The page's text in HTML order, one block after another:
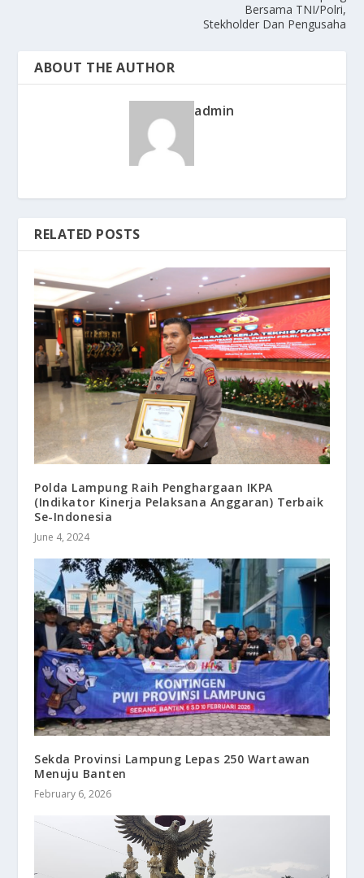
Bersama TNI/Polri,
Stekholder Dan Pengusaha
ABOUT THE AUTHOR
admin
RELATED POSTS
Polda Lampung Raih Penghargaan IKPA
(Indikator Kinerja Pelaksana Anggaran) Terbaik
Se-Indonesia
June 4, 2024
Sekda Provinsi Lampung Lepas 250 Wartawan
Menuju Banten
February 6, 2026